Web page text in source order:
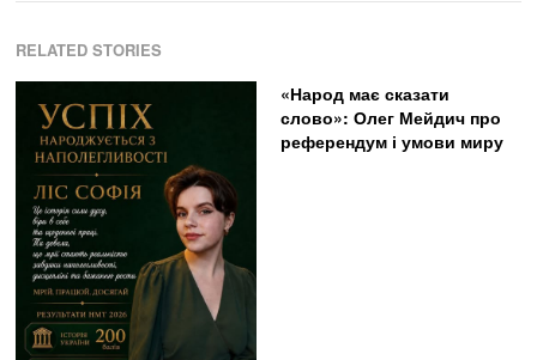
RELATED STORIES
«Народ має сказати
слово»: Олег Мейдич про
референдум і умови миру